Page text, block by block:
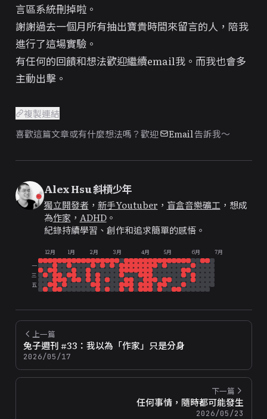
言區系統刪掉啦。
謝謝過去一個月所有抽出寶貴時間來留言的人，陪我
進行了這場實驗。
有任何的回饋和想法歡迎繼續email我。而我也會多
主動出擊。
複製連結
喜歡這篇文章或有什麼想法嗎？歡迎
Email告訴我～
Alex Hsu 斜槓少年
獨立開發者 ， 新手Youtuber ， 盲盒音樂礦工 ，想成
為作家 ， ADHD。
紀錄持續學習、創作和追求簡單的感悟。
12月 1月 2月 3月 4月 5月 6月
7月
一
三
五
上一篇
兔子週刊 #33：我以為「作家」只是分身
2026/05/17
下一篇
任何事情，隨時都可能發生
2026/05/23